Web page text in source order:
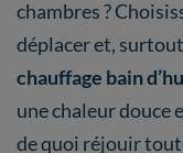
chambres ?
déplacer et,
chauffage bain
une chaleur douce
de quoi réjouir